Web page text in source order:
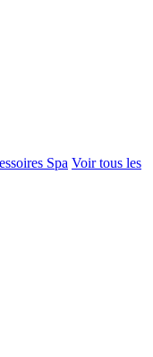
Spa Voir tous les